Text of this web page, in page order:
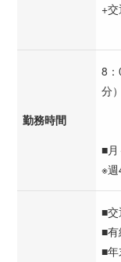
+
勤務時間
8
分）
■
※
■
■有
■年